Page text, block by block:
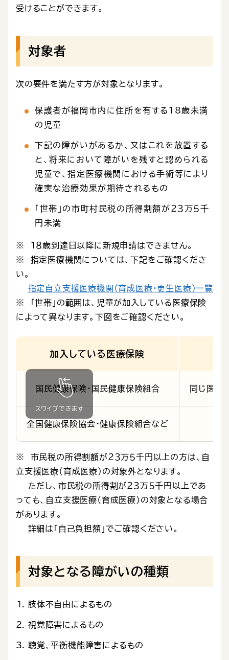
受けることができます。
対象者
次の要件を満たす方が対象となります。
保護者が福岡市内に住所を有する18歳未満
の児童
下記の障がいがあるか、又はこれを放置する
と、将来において障がいを残すと認められる
児童で、指定医療機関における手術等により
確実な治療効果が期待されるもの
「世帯」の市町村民税の所得割額が２３万５千
円未満
※ １８歳到達日以降に新規申請はできません。
※ 指定医療機関については、下記をご確認くださ
い。
指定自立支援医療機関（育成医療・更生医療）一覧
※ 「世帯」の範囲は、児童が加入している医療保険
によって異なります。下図をご確認ください。
加入している医療保険
国民健康保険・国民健康保険組合 同じ医療
全国健康保険協会・健康保険組合など
※ 市民税の所得割額が２３万５千円以上の方は、自
立支援医療（育成医療）の対象外となります。
ただし、市民税の所得割が２３万５千円以上であ
っても、自立支援医療（育成医療）の対象となる場合
があります。
詳細は「自己負担額」でご確認ください。
対象となる障がいの種類
肢体不自由によるもの
視覚障害によるもの
聴覚、平衡機能障害によるもの